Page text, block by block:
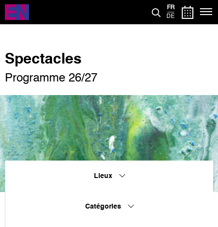
Aller
contenu
FR
DE
Spectacles
Programme 26/27
Lieux
Catégories